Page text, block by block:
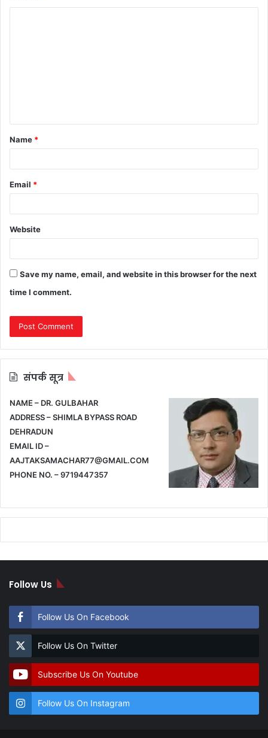
t
*
Name *
Email *
Website
Save my name, email, and website in this browser for the next
time I comment.
संपर्क सूत्र
NAME – DR. GULBAHAR
ADDRESS – SHIMLA BYPASS ROAD
DEHRADUN
EMAIL ID –
AAJTAKSAMACHAR77@GMAIL.COM
PHONE NO. – 9719447357
Follow Us
Follow Us On Facebook
Follow Us On Twitter
Subscribe Us On Youtube
Follow Us On Instagram